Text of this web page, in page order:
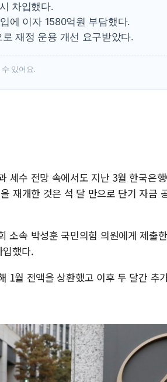
차입했다.
에 이자 1580억원 부담했다.
재정 운용 개선 요구받았다.
있어요.
세수 전망 속에서도 지난 3월 한국은
재개한 것은 석 달 만으로 단기 자금
소속 박성훈 국민의힘 의원에게 제출
했다.
1월 전액을 상환했고 이후 두 달간 추